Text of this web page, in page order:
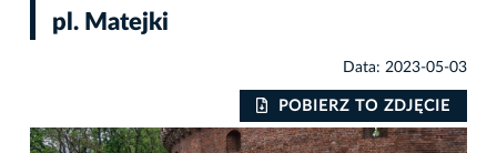
pl. Matejki
Data: 2023-05-03
POBIERZ TO ZDJĘCIE